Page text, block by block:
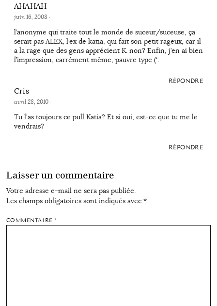
AHAHAH
juin 16, 2008 ·
l’anonyme qui traite tout le monde de suceur/suceuse, ça
serait pas ALEX, l’ex de katia, qui fait son petit rageux, car il
a la rage que des gens apprécient K. non? Enfin, j’en ai bien
l’impression, carrément même, pauvre type (‘:
RÉPONDRE
Cris
avril 28, 2010·
Tu l'as toujours ce pull Katia? Et si oui, est-ce que tu me le
vendrais?
RÉPONDRE
Laisser un commentaire
Votre adresse e-mail ne sera pas publiée.
Les champs obligatoires sont indiqués avec *
COMMENTAIRE*